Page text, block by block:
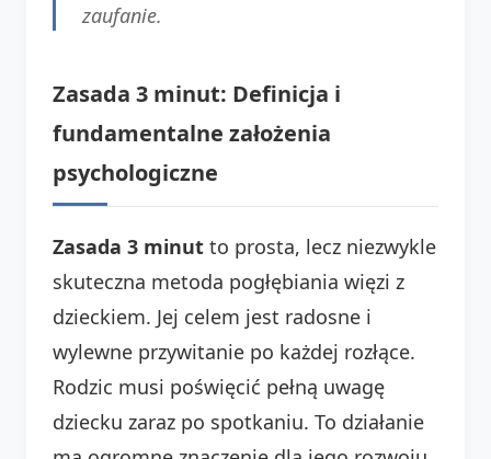
zaufanie.
Zasada 3 minut: Definicja i
fundamentalne założenia
psychologiczne
Zasada 3 minut to prosta, lecz niezwykle
skuteczna metoda pogłębiania więzi z
dzieckiem. Jej celem jest radosne i
wylewne przywitanie po każdej rozłące.
Rodzic musi poświęcić pełną uwagę
dziecku zaraz po spotkaniu. To działanie